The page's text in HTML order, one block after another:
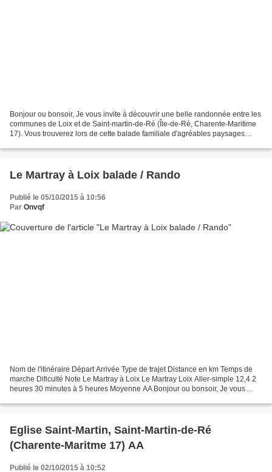
Bonjour ou bonsoir, Je vous invite à découvrir une belle randonnée entre les
communes de Loix et de Saint-martin-de-Ré (Île-de-Ré, Charente-Maritime
17). Vous trouverez lors de cette balade familiale d'agréables paysages
Le Martray à Loix balade / Rando
Publié le 05/10/2015 à 10:56
Par Onvqf
Nom de l'itinéraire Départ Arrivée Type de trajet Distance en km Temps de
marche Dificulté Note Le Martray à Loix Le Martray Loix Aller-simple 12,4 2
heures 30 minutes à 5 heures Moyenne AA Bonjour ou bonsoir, Je vous
Eglise Saint-Martin, Saint-Martin-de-Ré
(Charente-Maritme 17) AA
Publié le 02/10/2015 à 10:52